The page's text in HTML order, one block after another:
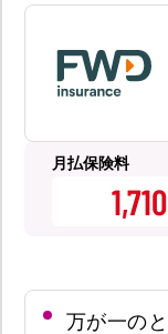
月払保険料
1,710
万が一の